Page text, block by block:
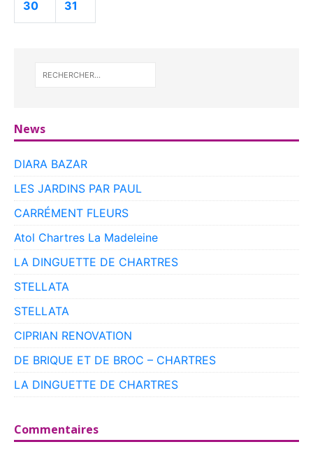
30 31
News
DIARA BAZAR
LES JARDINS PAR PAUL
CARRÉMENT FLEURS
Atol Chartres La Madeleine
LA DINGUETTE DE CHARTRES
STELLATA
STELLATA
CIPRIAN RENOVATION
DE BRIQUE ET DE BROC – CHARTRES
LA DINGUETTE DE CHARTRES
Commentaires